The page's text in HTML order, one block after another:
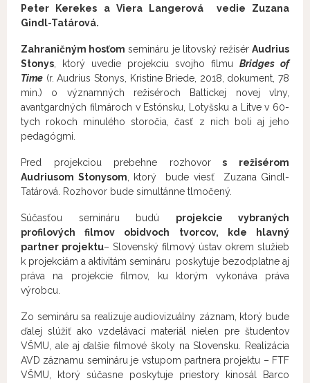
Peter Kerekes a Viera Langerová vedie Zuzana
Gindl-Tatárová.
Zahraničným hosťom semináru je litovský režisérAudrius
Stonys , ktorý uvedie projekciu svojho filmu Bridges of
Time (r. Audrius Stonys, Kristine Briede, 2018, dokument, 78
min.) o významných režiséroch Baltickej novej vlny,
avantgardných filmároch v Estónsku, Lotyšsku a Litve v 60-
tych rokoch minulého storočia, časť z nich boli aj jeho
pedagógmi.
Pred projekciou prebehne rozhovors režisérom
Audriusom Stonysom , ktorý bude viesť Zuzana Gindl-
Tatárová. Rozhovor bude simultánne tlmočený.
Súčasťou semináru budú projekcie vybraných
profilových filmov obidvoch tvorcov, kde hlavný
partner projektu– Slovenský filmový ústav okrem služieb
k projekciám a aktivitám semináru poskytuje bezodplatne aj
práva na projekcie filmov, ku ktorým vykonáva práva
výrobcu.
Zo semináru sa realizuje audiovizuálny záznam, ktorý bude
ďalej slúžiť ako vzdelávací materiál nielen pre študentov
VŠMU, ale aj ďalšie filmové školy na Slovensku. Realizácia
AVD záznamu semináru je vstupom partnera projektu – FTF
VŠMU, ktorý súčasne poskytuje priestory kinosál Barco